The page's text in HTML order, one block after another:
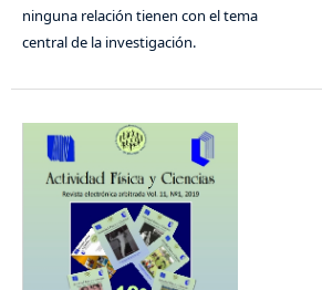
ninguna relación tienen con el tema
central de la investigación.